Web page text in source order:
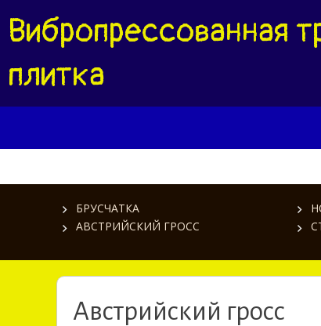
Вибропрессованная
плитка
БРУСЧАТКА
АВСТРИЙСКИЙ ГРОСС
Австрийский гросс